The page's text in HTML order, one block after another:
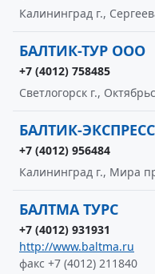
Калининград г.,
БАЛТИК-ТУР ООО
+7 (4012) 758485
Светлогорск г.,
БАЛТИК-ЭКСПРЕСС
+7 (4012) 956484
Калининград г., Мира
БАЛТМА ТУРС
+7 (4012) 931931
http://www.baltma.ru
факс +7 (4012) 211840